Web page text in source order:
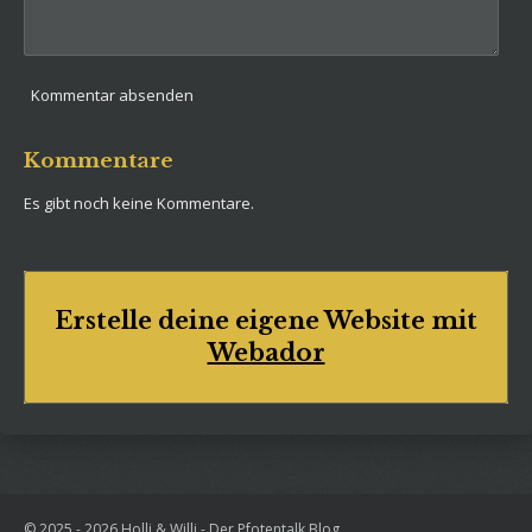
Kommentar absenden
Kommentare
Es gibt noch keine Kommentare.
Erstelle deine eigene Website mit
Webador